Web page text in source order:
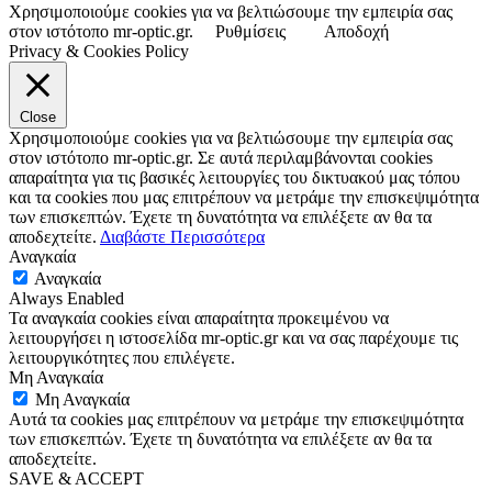
Χρησιμοποιούμε cookies για να βελτιώσουμε την εμπειρία σας
στον ιστότοπο mr-optic.gr.
Ρυθμίσεις
Αποδοχή
Privacy & Cookies Policy
Close
Χρησιμοποιούμε cookies για να βελτιώσουμε την εμπειρία σας
στον ιστότοπο mr-optic.gr. Σε αυτά περιλαμβάνονται cookies
απαραίτητα για τις βασικές λειτουργίες του δικτυακού μας τόπου
και τα cookies που μας επιτρέπουν να μετράμε την επισκεψιμότητα
των επισκεπτών. Έχετε τη δυνατότητα να επιλέξετε αν θα τα
αποδεχτείτε. Διαβάστε Περισσότερα
Αναγκαία
Αναγκαία
Always Enabled
Τα αναγκαία cookies είναι απαραίτητα προκειμένου να
λειτουργήσει η ιστοσελίδα mr-optic.gr και να σας παρέχουμε τις
λειτουργικότητες που επιλέγετε.
Μη Αναγκαία
Μη Αναγκαία
Αυτά τα cookies μας επιτρέπουν να μετράμε την επισκεψιμότητα
των επισκεπτών. Έχετε τη δυνατότητα να επιλέξετε αν θα τα
αποδεχτείτε.
SAVE & ACCEPT